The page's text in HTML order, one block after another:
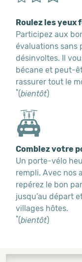
Roulez les yeux
Participez aux
évaluations sans
désinvoltes. Il
bécane et peut-
rassurer tout le
*(bientôt)
Comblez votre
Un porte-vélo
rempli. Avec nos
repérez le bon
jusqu’au départ
villages hôtes.
*(bientôt)